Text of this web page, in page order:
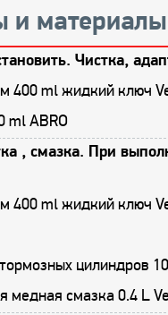
и материалы
Чистка,
400 ml жидкий ключ
ml ABRO
, смазка. При
400 ml жидкий ключ
цилиндров
медная смазка 0.4 L